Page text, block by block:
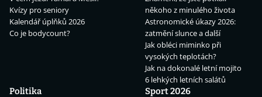
Kvízy pro seniory
Kalendář úplňků 2026
Co je bodycount?
někoho z minulého života
Astronomické úkazy 2026:
zatmění slunce a další
Jak obléci miminko při
vysokých teplotách?
Jak na dokonalé letní mojito
6 lehkých letních salátů
Politika
Sport 2026